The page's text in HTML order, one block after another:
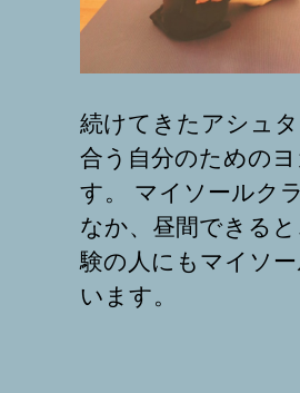
続けてきたアシュ
合う自分のための
す。 マイソールク
なか、昼間できる
験の人にもマイソ
います。